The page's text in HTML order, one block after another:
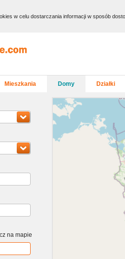
w celu dostarczania informacji w sposób
Mieszkania Domy Działki
na mapie